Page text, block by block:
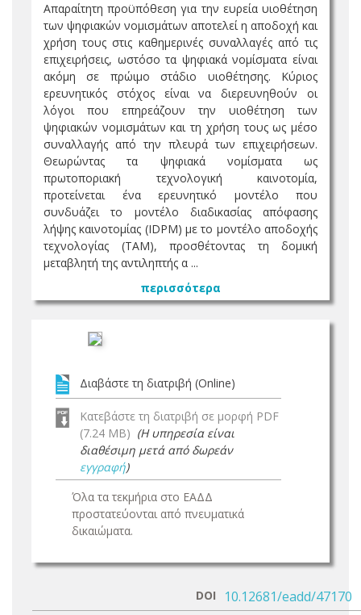
Απαραίτητη προϋπόθεση για την ευρεία υιοθέτηση
των ψηφιακών νομισμάτων αποτελεί η αποδοχή και
χρήση τους στις καθημερινές συναλλαγές από τις
επιχειρήσεις, ωστόσο τα ψηφιακά νομίσματα είναι
ακόμη σε πρώιμο στάδιο υιοθέτησης. Κύριος
ερευνητικός στόχος είναι να διερευνηθούν οι
λόγοι που επηρεάζουν την υιοθέτηση των
ψηφιακών νομισμάτων και τη χρήση τους ως μέσο
συναλλαγής από την πλευρά των επιχειρήσεων.
Θεωρώντας τα ψηφιακά νομίσματα ως
πρωτοποριακή τεχνολογική καινοτομία,
προτείνεται ένα ερευνητικό μοντέλο που
συνδυάζει το μοντέλο διαδικασίας απόφασης
λήψης καινοτομίας (IDPM) με το μοντέλο αποδοχής
τεχνολογίας (TAM), προσθέτοντας τη δομική
μεταβλητή της αντιληπτής α ...
περισσότερα
Διαβάστε τη διατριβή (Online)
Κατεβάστε τη διατριβή σε μορφή PDF
(7.24 MB) (Η υπηρεσία είναι
διαθέσιμη μετά από δωρεάν
εγγραφή)
Όλα τα τεκμήρια στο ΕΑΔΔ
προστατεύονται από πνευματικά
δικαιώματα.
DOI 10.12681/eadd/47170